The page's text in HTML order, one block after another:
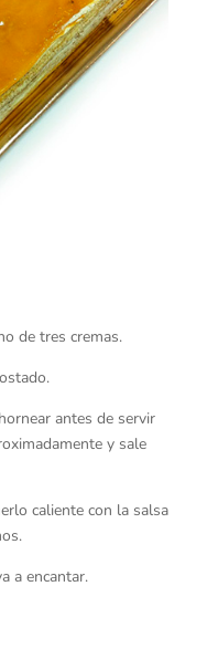
de tres cremas.
antes de servir
y sale
caliente con la salsa
a encantar.